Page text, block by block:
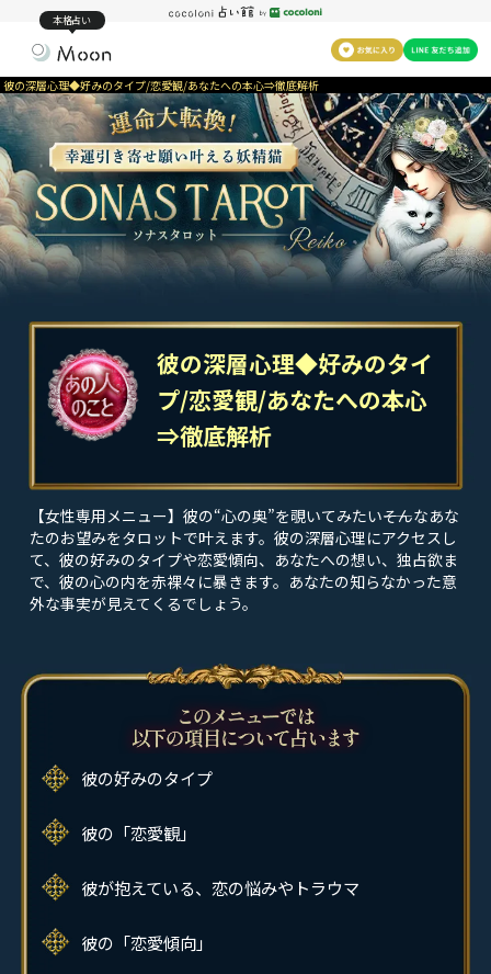
本格占い
彼の深層心理◆好みのタイプ/恋愛観/あなたへの本心⇒徹底解析
彼の深層心理◆好みのタイ
プ/恋愛観/あなたへの本心
⇒徹底解析
【女性専用メニュー】彼の“心の奥”を覗いてみたい――そんなあな
たのお望みをタロットで叶えます。彼の深層心理にアクセスし
て、彼の好みのタイプや恋愛傾向、あなたへの想い、独占欲ま
で、彼の心の内を赤裸々に暴きます。あなたの知らなかった意
外な事実が見えてくるでしょう。
彼の好みのタイプ
彼の「恋愛観」
彼が抱えている、恋の悩みやトラウマ
彼の「恋愛傾向」